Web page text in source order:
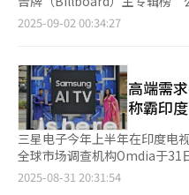
新增产量8.3亿包。 三养食品旗下海外法人同样保持强劲势头。三
养食品中国法人通过本土化战
中国建厂，实现生产与消费的
售额同比增长32%，达9400万
上调售价，以应对美国关税政策的影响。
相俊（音）表示：“尽管面临
凭借密阳第二工厂产能的提升
绩仍将保持稳健增长。”
本次演唱会提前公开了将于9
Man》主打曲《Rich Man》。 业界分析认为，aespa的独特概
悉，此次演唱会连续三天在
人。aespa以此为起点，将开
巡演。
军，刷新K-POP组合历史纪录。 公告牌当地时间31日发布榜单预
起，Stray Kids连续以《
7张专辑夺冠，超过此前六次
告牌专辑榜上登顶次数最多的
《ODDINARY》首次进入榜单
纪录。 “公告牌200强”榜单综合实体专辑销量、流媒体播放折算
销量（SEA）及数字音频下载
消费量进行排名。《KARMA》
位，其中实体专辑销量29.6万
2025-09-02 00:34:27
高端需
称霸印
三星电子今年上半年在印度电视
全球市场调查机构Omdia于31
电子在印度电视市场的出货量
2025-08-31 20:31:54